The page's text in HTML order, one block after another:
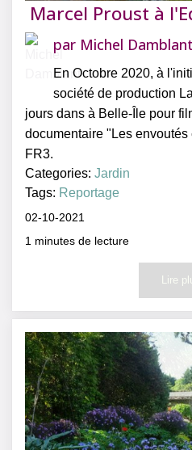
Marcel Proust à
par Michel Damblant
En Octobre 2020, à
société de production
jours dans à Belle-Île pour
documentaire "Les
FR3.
Categories:Jardin
Tags: Reportage
02-10-2021
1 minutes de lecture
Lire